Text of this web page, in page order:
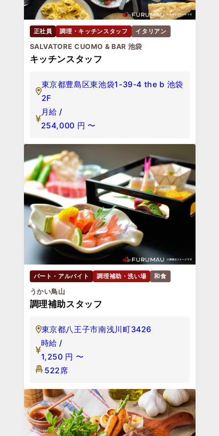
正社員 調理・キッチンスタッフ イタリアン
SALVATORE CUOMO & BAR 池袋
キッチンスタッフ
東京都豊島区東池袋1-39-4 the b 池袋
2F
月給 /
254,000 円 〜
パート・アルバイト 調理補助・洗い場 和食
うかい鳥山
調理補助スタッフ
東京都八王子市南浅川町3426
時給 /
1,250 円 〜
522席